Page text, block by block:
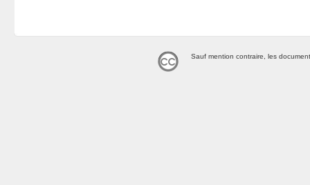
Sauf mention contraire, les